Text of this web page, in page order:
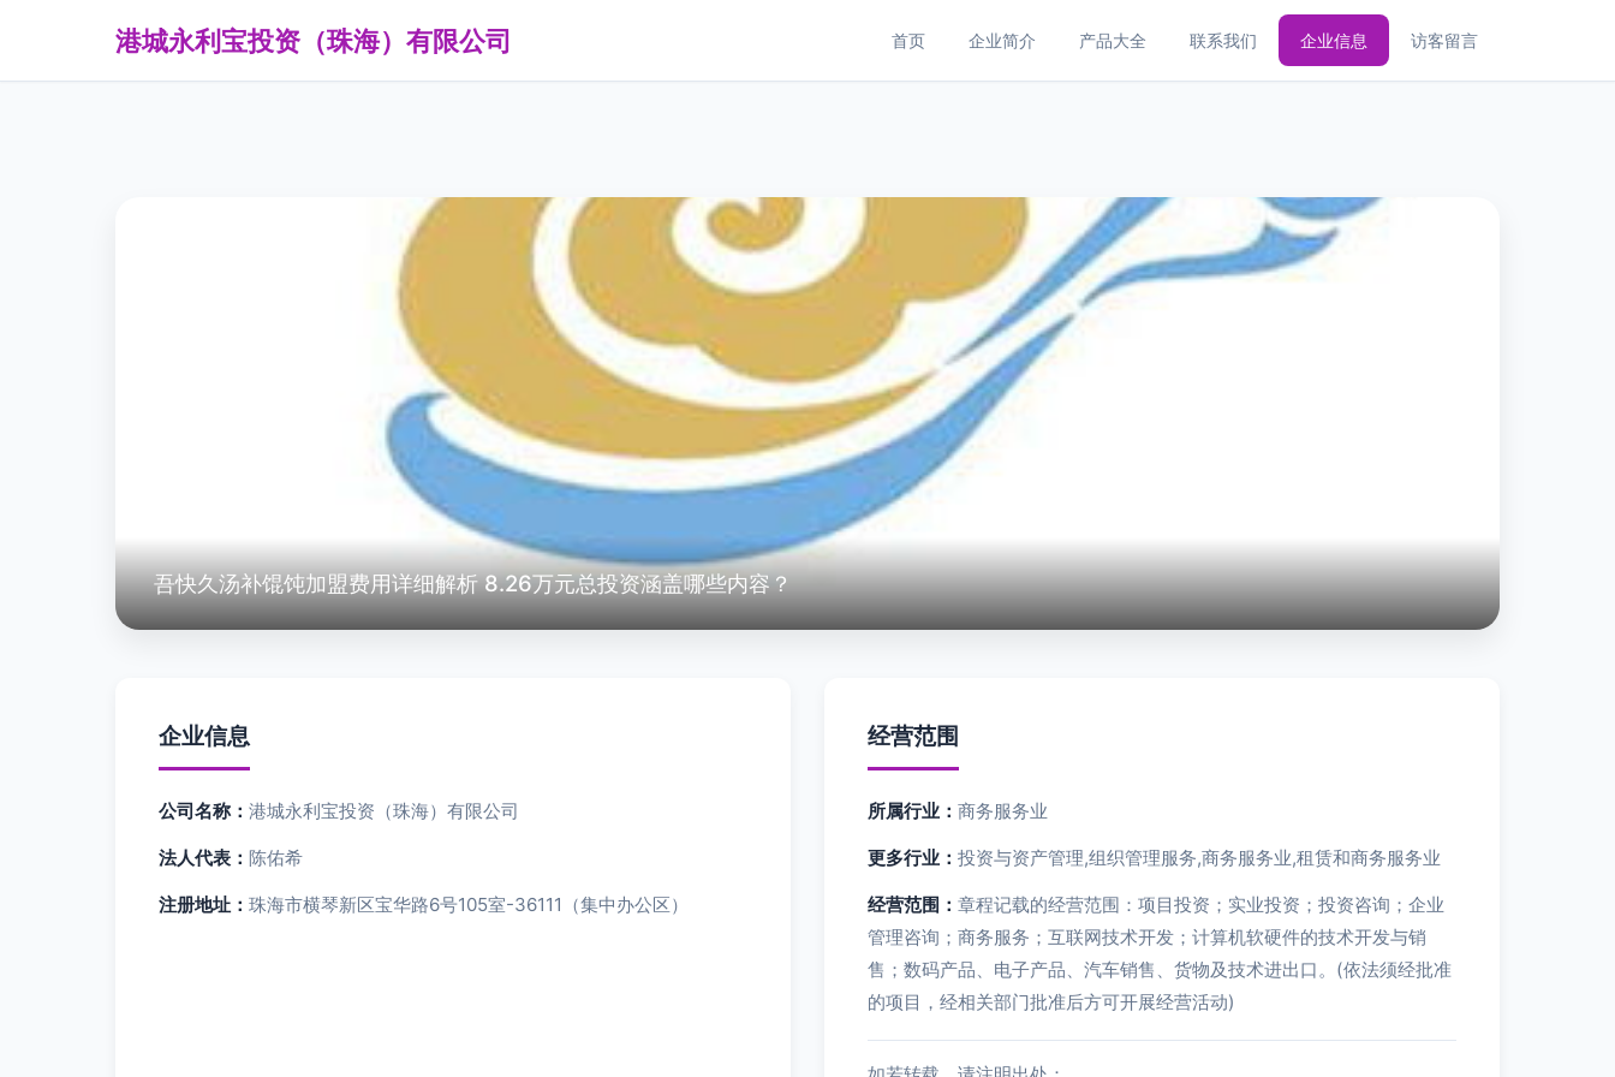
港城永利宝投资（珠海）有限公司 首页 企业简介 产品大全 联系我们 企业信息 访客留言
吾快久汤补馄饨加盟费用详细解析 8.26万元总投资涵盖哪些内容？
企业信息
公司名称： 港城永利宝投资（珠海）有限公司
法人代表： 陈佑希
注册地址： 珠海市横琴新区宝华路6号105室-36111（集中办公区）
经营范围
所属行业： 商务服务业
更多行业： 投资与资产管理,组织管理服务,商务服务业,租赁和商务服务业
经营范围： 章程记载的经营范围：项目投资；实业投资；投资咨询；企业
管理咨询；商务服务；互联网技术开发；计算机软硬件的技术开发与销
售；数码产品、电子产品、汽车销售、货物及技术进出口。(依法须经批准
的项目，经相关部门批准后方可开展经营活动)